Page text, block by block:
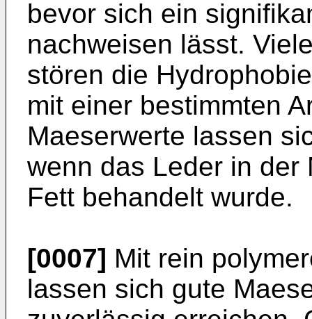
bevor sich ein
nachweisen lässt.
stören die
mit einer bestimmten
Maeserwerte lassen
wenn das Leder in der
Fett behandelt wurde.
[0007] Mit rein
lassen sich gute